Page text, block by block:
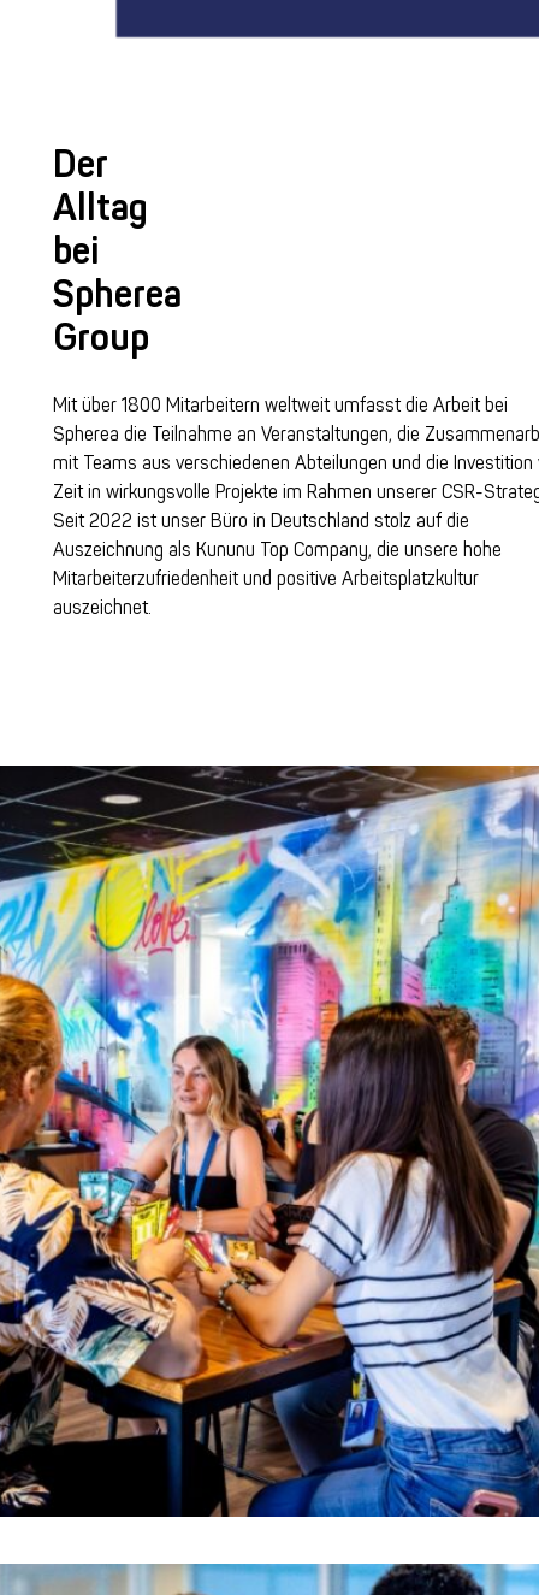
Der
Alltag
bei
Spherea
Group
Mit über 1800 Mitarbeitern weltweit umfasst die Arbeit bei
Spherea die Teilnahme an Veranstaltungen, die
mit Teams aus verschiedenen Abteilungen und die Investition
Zeit in wirkungsvolle Projekte im Rahmen unserer CSR-
Seit 2022 ist unser Büro in Deutschland stolz auf die
Auszeichnung als Kununu Top Company, die unsere hohe
Mitarbeiterzufriedenheit und positive Arbeitsplatzkultur
auszeichnet.